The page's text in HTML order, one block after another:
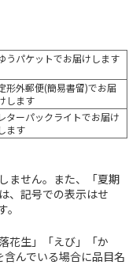
うパケットでお届けします
形外郵便(簡易書留)でお届
します
レターパックライトでお届け
します
ません。また、「夏期
、記号での表示はせ
花生」「えび」「か
んでいる場合に品目名